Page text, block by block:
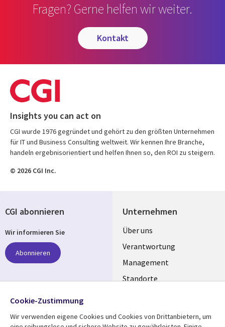
Fragen? Gerne helfen wir weiter.
kontakt
Insights you can act on
CGI wurde 1976 gegründet und gehört zu den größten Unternehmen
für IT und Business Consulting weltweit. Wir kennen Ihre Branche,
handeln ergebnisorientiert und helfen Ihnen so, den ROI zu steigern.
© 2026 CGI Inc.
Unternehmen
Useful
links
GERMANY
Über uns
Verantwortung
Management
Standorte
CGI abonnieren
Wir informieren Sie
Abonnieren
Folgen Sie uns
Social
Cookie-Zustimmung
Wir verwenden eigene Cookies und Cookies von Drittanbietern, um